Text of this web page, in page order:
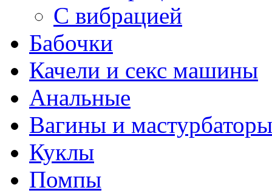
С вибрацией
Бабочки
Качели и секс машины
Анальные
Вагины и мастурбаторы
Куклы
Помпы